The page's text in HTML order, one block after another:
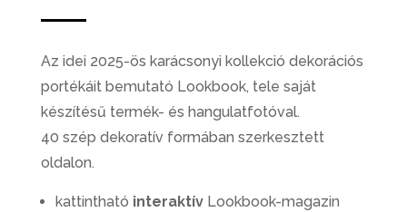
Az idei 2025-ös karácsonyi kollekció dekorációs
portékáit bemutató Lookbook, tele saját
készítésű termék- és hangulatfotóval.
40 szép dekoratív formában szerkesztett
oldalon.
kattintható interaktívLookbook-magazin